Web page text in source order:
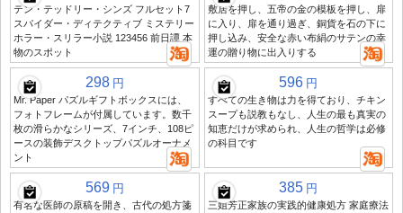
テン・テッドリー・シンズ フルセット7
スパイダー・ディテクティブ ミステリー
ホラー・スリラー小説 123456 前日譚 本
物のスポット
敷居を押し、五帝の金の模板を押し、扉
に入り、扉を通り過ぎ、銅貨を石の下に
押し込み、安全な赤い布絹のサテンの幸
運の贈り物に出入りする
298 円
Mr. Paper パズルギフトボックスには、
フォトフレームが付属しています。数千
枚の滑らかなシリーズ、7インチ、108ピ
ースの装飾デスクトップパズルオーナメ
ント
596 円
すべての生き物は力を得ており、チキン
スープも説教もなし、人生の最も真実の
知恵だけが求められ、人生の哲学は必修
の科目です
569 円
有名な医師の原稿を開き、古代の処方箋
385 円
三姐芳正家族の実践的健康処方 家庭療法